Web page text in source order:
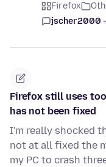
Firefox
jscher2000 -
Firefox still uses
has not been fixed
I'm really shocked
not at all fixed the
my PC to crash